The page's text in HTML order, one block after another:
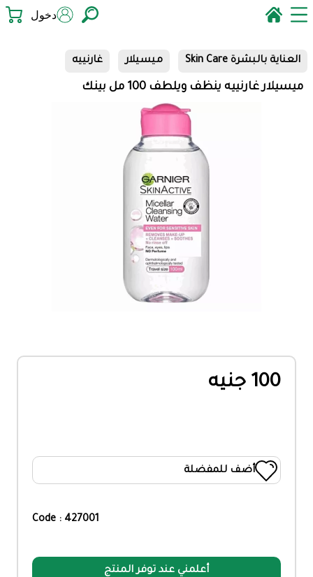
دخول
العناية بالبشرة Skin Care ميسيلار غارنييه
ميسيلار غارنييه ينظف ويلطف 100 مل بينك
100 جنيه
أضف للمفضلة
Code : 427001
أعلمني عند توفر المنتج